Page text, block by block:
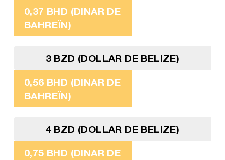
0,37 BHD (DINAR DE
BAHREÏN)
3 BZD (DOLLAR DE BELIZE)
0,56 BHD (DINAR DE
BAHREÏN)
4 BZD (DOLLAR DE BELIZE)
0,75 BHD (DINAR DE